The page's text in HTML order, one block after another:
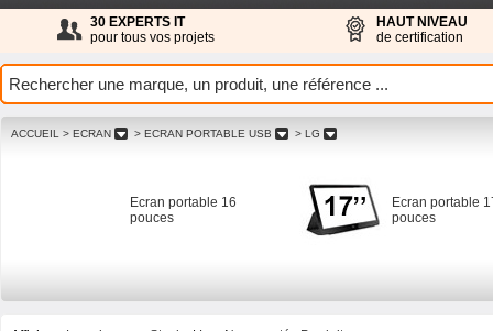
30 EXPERTS IT
pour tous vos projets
HAUT NIVEAU
de certification
ACCUEIL > ECRAN > ECRAN PORTABLE USB > LG
Ecran portable 16
pouces
Ecran portable
pouces